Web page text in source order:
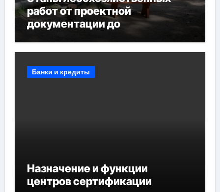
работ от проектной
документации до
мероприятий и обустройства
Банки и кредиты
Назначение и функции
центров сертификации